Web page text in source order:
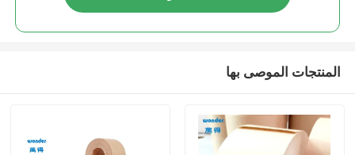
المنتجات الموصى بها